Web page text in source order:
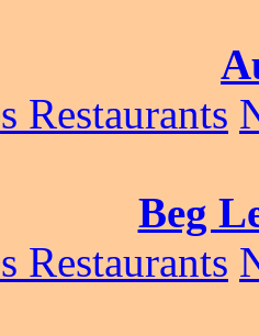
Restaurants
Beg
Restaurants